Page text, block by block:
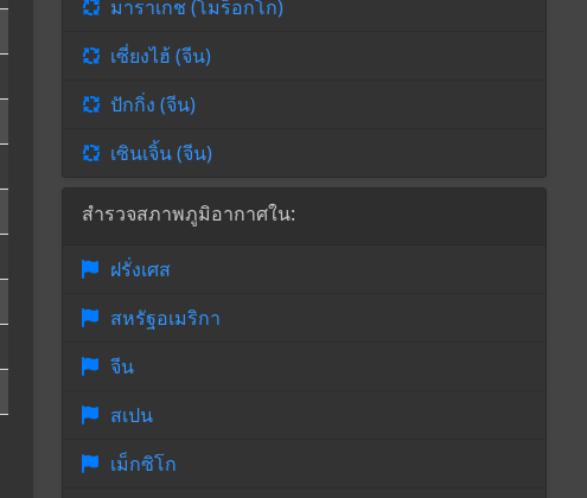
มาราเกช (โมร็อกโก)
เซี่ยงไฮ้ (จีน)
ปักกิ่ง (จีน)
เซินเจิ้น (จีน)
สำรวจสภาพภูมิอากาศใน:
ฝรั่งเศส
สหรัฐอเมริกา
จีน
สเปน
เม็กซิโก